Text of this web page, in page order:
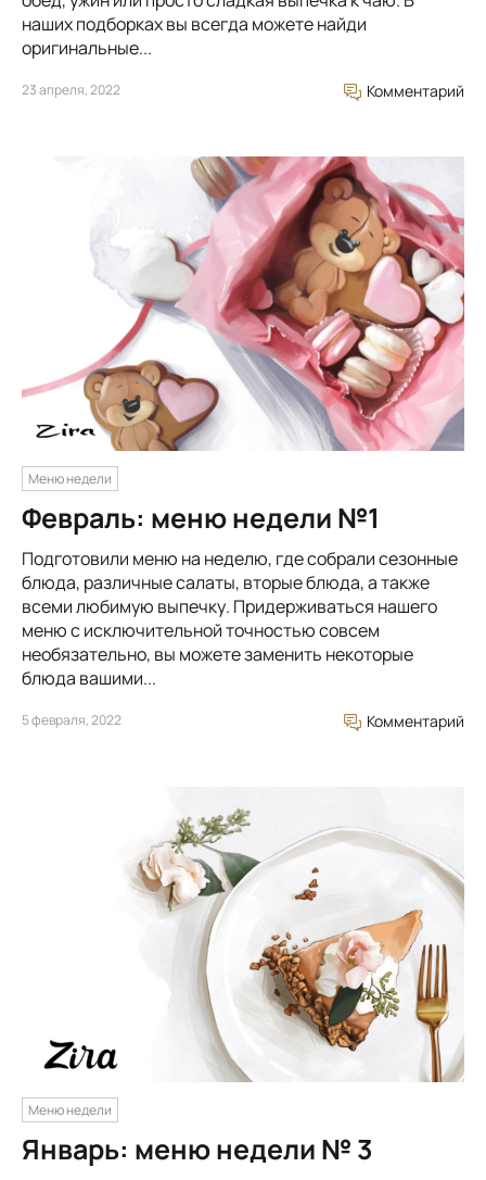
наших подборках вы всегда можете найди
оригинальные...
23 апреля, 2022 Комментарий
Меню недели
Февраль: меню недели №1
Подготовили меню на неделю, где собрали сезонные
блюда, различные салаты, вторые блюда, а также
всеми любимую выпечку. Придерживаться нашего
меню с исключительной точностью совсем
необязательно, вы можете заменить некоторые
блюда вашими...
5 февраля, 2022 Комментарий
Меню недели
Январь: меню недели № 3